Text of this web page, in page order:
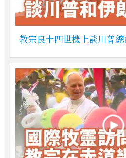
教宗良十四世機上談川普